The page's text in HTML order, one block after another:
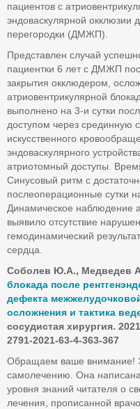
пациентов с
эндоваскулярной окклюзии
перегородки (ДМЖП).
Представлен случай
пациентки 6 лет с ДМЖП
закрытия окклюдером,
атриовентрикулярной
выполнено на 3-и сутки
доступом через срединную
искусственного
эндоваскулярного
атриотомный доступы.
Синусовый ритм с
послеоперационные сутки
Динамическое наблюдение
выявило отсутствие
гемодинамический
сердца.
Соболев Ю.А., Медведев
блокада после
дефекта
осложнения и тактика
сосудистая хирургия.
2791-2021-63-4-363-367
Обращаем ваше внимание!
самолечению. Она
уровня знаний читателя о
лечения, прописанной